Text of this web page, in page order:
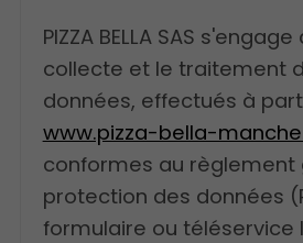
PIZZA BELLA SAS
collecte et le traitement
données, effectués à
www.pizza-bella-
conformes au règlement
protection des données
formulaire ou téléservice